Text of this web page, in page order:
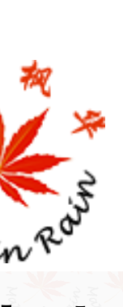
时